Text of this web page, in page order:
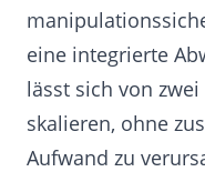
eine integrierte
lässt sich von
skalieren, ohne
Aufwand zu